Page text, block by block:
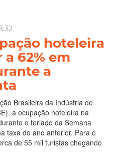
hoteleira
62% em
a
Brasileira da Indústria de
a ocupação hoteleira na
o feriado da Semana
taxa do ano anterior. Para o
de 55 mil turistas chegando